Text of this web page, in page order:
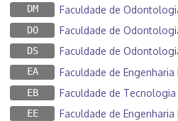
DM Faculdade de
DO Faculdade de
DS Faculdade de
EA Faculdade de
EB Faculdade de Tecnologia
EE Faculdade de